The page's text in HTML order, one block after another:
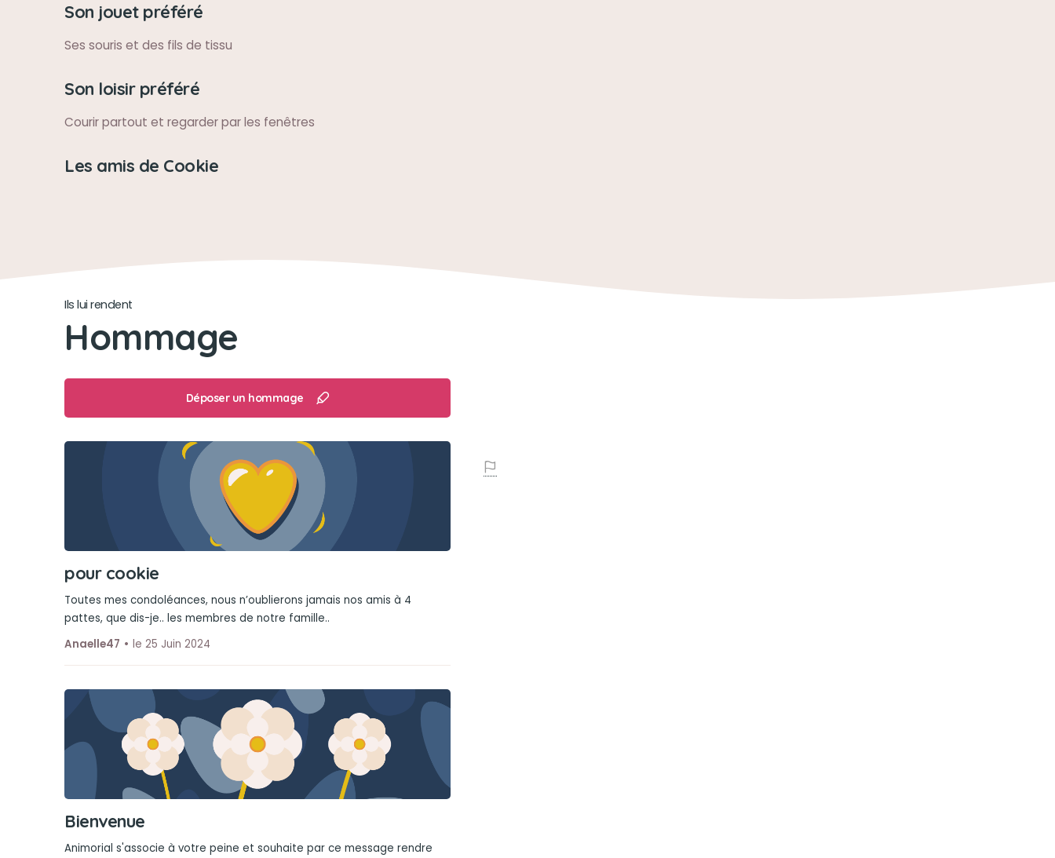
Son jouet préféré
Ses souris et des fils de tissu
Son loisir préféré
Courir partout et regarder par les fenêtres
Les amis de Cookie
Ils lui rendent
Hommage
Déposer un hommage
pour cookie
Toutes mes condoléances, nous n’oublierons jamais nos amis à 4
pattes, que dis-je.. les membres de notre famille..
Anaelle47
le 25 Juin 2024
Bienvenue
Animorial s'associe à votre peine et souhaite par ce message rendre